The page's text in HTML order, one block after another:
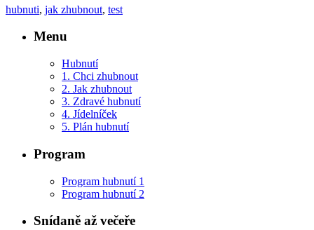
hubnuti, jak zhubnout, test
Menu
Hubnutí
1. Chci zhubnout
2. Jak zhubnout
3. Zdravé hubnutí
4. Jídelníček
5. Plán hubnutí
Program
Program hubnutí 1
Program hubnutí 2
Snídaně až večeře